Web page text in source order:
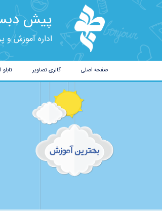
پیش
اداره آموزش و
صفحه اصلی گالری تصاویر تابلو